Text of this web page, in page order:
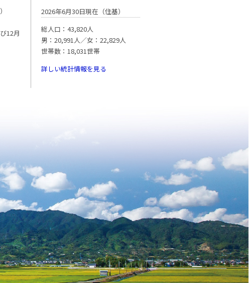
12月
2026年6月30日現在（住基）
総人口：43,820人
男：20,991人／女：22,829人
世帯数：18,031世帯
詳しい統計情報を見る